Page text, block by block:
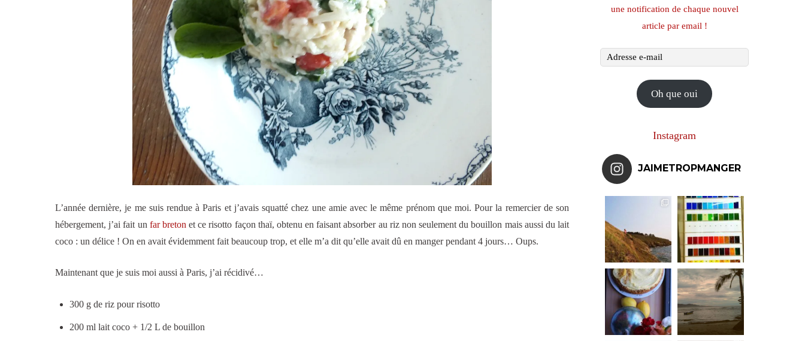
L’année dernière, je me suis rendue à Paris et j’avais squatté chez une amie avec le même prénom que moi. Pour la remercier de son
hébergement, j’ai fait un far breton et ce risotto façon thaï, obtenu en faisant absorber au riz non seulement du bouillon mais aussi du lait
coco : un délice ! On en avait évidemment fait beaucoup trop, et elle m’a dit qu’elle avait dû en manger pendant 4 jours… Oups.
Maintenant que je suis moi aussi à Paris, j’ai récidivé…
300 g de riz pour risotto
200 ml lait coco + 1/2 L de bouillon
une notification de chaque nouvel
article par email !
Adresse
Oh que oui
Instagram
JAIMETROPMANGER